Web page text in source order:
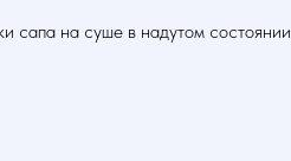
сапа на суше в надутом состоянии